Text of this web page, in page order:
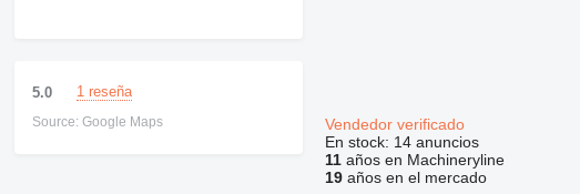
5.0 1 reseña
Source: Google Maps
Vendedor verificado
En stock: 14 anuncios
11años en Machineryline
19años en el mercado